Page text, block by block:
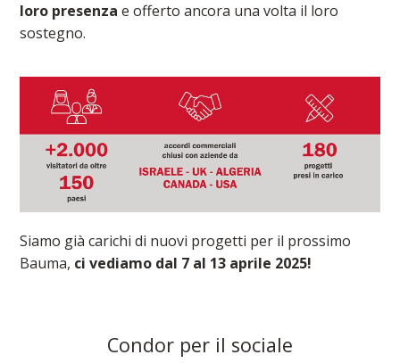
loro presenza e offerto ancora una volta il loro
sostegno.
Siamo già carichi di nuovi progetti per il prossimo
Bauma, ci vediamo dal 7 al 13 aprile 2025!
Condor per il sociale